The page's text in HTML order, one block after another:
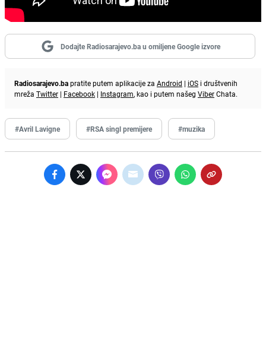
Dodajte Radiosarajevo.ba u omiljene Google izvore
Radiosarajevo.bapratite putem aplikacije za Android | iOS i društvenih
mreža Twitter | Facebook | Instagram, kao i putem našeg ViberChata.
#Avril Lavigne #RSA singl premijere #muzika